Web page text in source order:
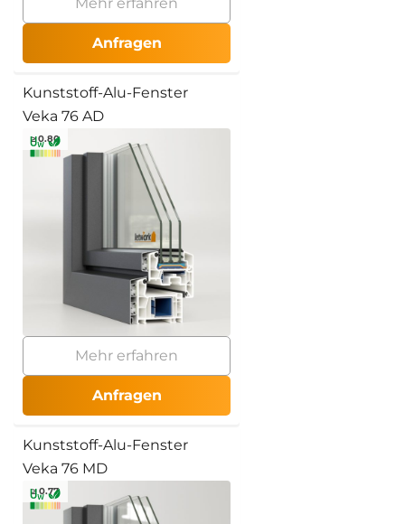
Mehr erfahren
Anfragen
Kunststoff-Alu-Fenster
Veka 76 AD
≥ 0.80
Mehr erfahren
Anfragen
Kunststoff-Alu-Fenster
Veka 76 MD
≥ 0.77